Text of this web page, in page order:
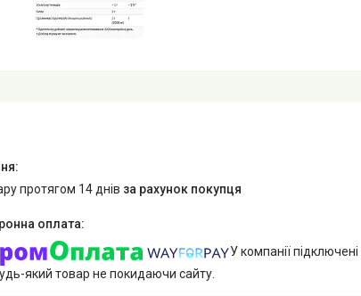
протягом 14 днів за рахунок покупця
У компанії
який товар не покидаючи сайту.